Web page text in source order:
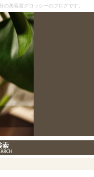
美容室グロッシーのブログです。